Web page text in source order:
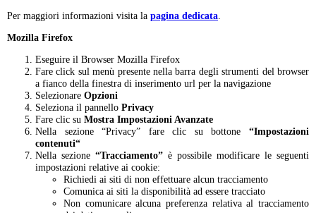
Per maggiori informazioni visita la pagina dedicata
Mozilla Firefox
Eseguire il Browser Mozilla Firefox
Fare click sul menù presente nella barra degli strumenti del browser
a fianco della finestra di inserimento url per la navigazione
Selezionare Opzioni
Seleziona il pannello Privacy
Fare clic su Mostra Impostazioni Avanzate
Nella sezione “Privacy” fare clic su bottone “Impostazioni
contenuti“
Nella sezione “Tracciamento” è possibile modificare le seguenti
impostazioni relative ai cookie:
Richiedi ai siti di non effettuare alcun tracciamento
Comunica ai siti la disponibilità ad essere tracciato
Non comunicare alcuna preferenza relativa al tracciamento